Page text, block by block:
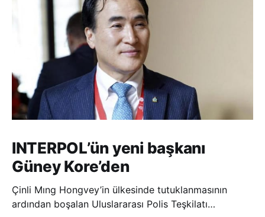
INTERPOL’ün yeni başkanı
Güney Kore’den
Çinli Mıng Hongvey’in ülkesinde tutuklanmasının
ardından boşalan Uluslararası Polis Teşkilatı